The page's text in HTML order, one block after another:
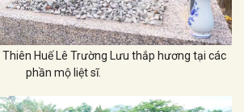
Huế Lê Trường Lưu thắp hương tại các
phần mộ liệt sĩ.